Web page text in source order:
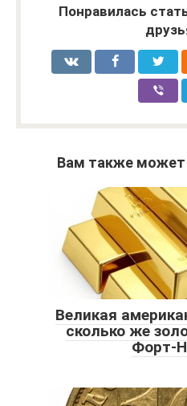
Понравилась
Вам также может
Великая
сколько же
Форт-